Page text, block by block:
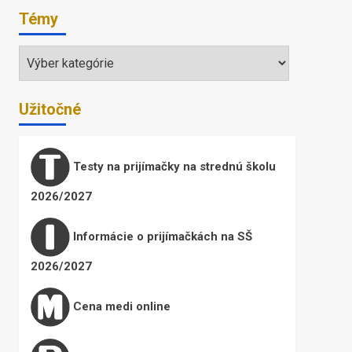
Témy
Témy
Užitočné
Testy na prijímačky na strednú školu
2026/2027
Informácie o prijímačkách na SŠ
2026/2027
Cena medi online